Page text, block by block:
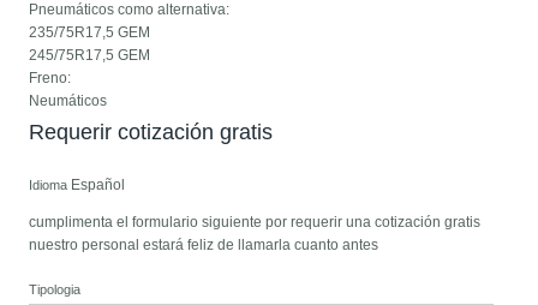
Pneumáticos como alternativa:
235/75R17,5 GEM
245/75R17,5 GEM
Freno:
Neumáticos
Requerir cotización gratis
Idioma Español
cumplimenta el formulario siguiente por requerir una cotización gratis
nuestro personal estará feliz de llamarla cuanto antes
Tipologia